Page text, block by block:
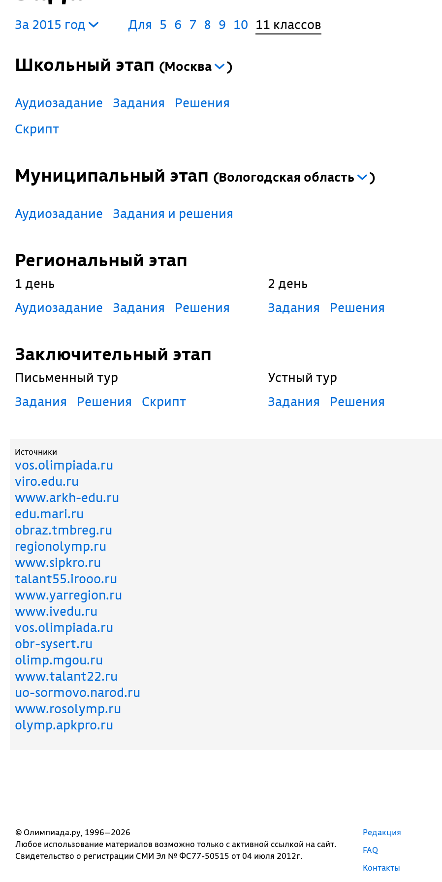
За 2015 год Для 5 6 7 8 9 10 11 классов
Школьный этап (Москва )
Аудиозадание Задания
Решения
Скрипт
Муниципальный этап (Вологодская область )
Аудиозадание Задания и решения
Региональный этап
1 день
Аудиозадание
Задания Решения
2 день
Задания
Решения
Заключительный этап
Письменный тур
Задания
Решения Скрипт
Устный тур
Задания
Решения
Источники
vos.olimpiada.ru
viro.edu.ru
www.arkh-edu.ru
edu.mari.ru
obraz.tmbreg.ru
regionolymp.ru
www.sipkro.ru
talant55.irooo.ru
www.yarregion.ru
www.ivedu.ru
vos.olimpiada.ru
obr-sysert.ru
olimp.mgou.ru
www.talant22.ru
uo-sormovo.narod.ru
www.rosolymp.ru
olymp.apkpro.ru
© Олимпиада.ру, 1996—2026
Любое использование материалов возможно только с активной ссылкой на сайт.
Свидетельство о регистрации СМИ Эл № ФС77-50515 от 04 июля 2012г.
Редакция
FAQ
Контакты